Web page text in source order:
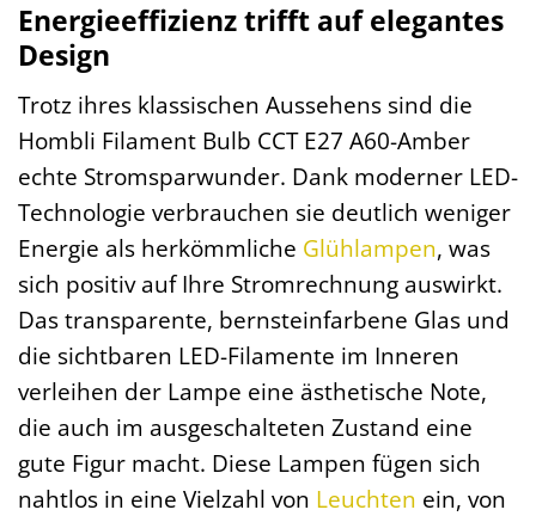
Energieeffizienz trifft auf elegantes
Design
Trotz ihres klassischen Aussehens sind die
Hombli Filament Bulb CCT E27 A60-Amber
echte Stromsparwunder. Dank moderner LED-
Technologie verbrauchen sie deutlich weniger
Energie als herkömmliche Glühlampen, was
sich positiv auf Ihre Stromrechnung auswirkt.
Das transparente, bernsteinfarbene Glas und
die sichtbaren LED-Filamente im Inneren
verleihen der Lampe eine ästhetische Note,
die auch im ausgeschalteten Zustand eine
gute Figur macht. Diese Lampen fügen sich
nahtlos in eine Vielzahl von Leuchten ein, von